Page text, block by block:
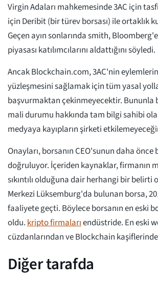
Virgin Adaları mahkemesinde 3AC için
için Deribit (bir türev borsası) ile ortaklık
Geçen ayın sonlarında smith,
piyasası katılımcılarını aldattığını söyledi.
Ancak Blockchain.com, 3AC'nin
yüzleşmesini sağlamak için tüm yasal
başvurmaktan çekinmeyecektir. Bununla
mali durumu hakkında tam bilgi sahibi
medyaya kayıpların şirketi
Onayları, borsanın CEO'sunun daha
doğruluyor. İçeriden kaynaklar, firmanın
sıkıntılı olduğuna dair herhangi bir belirti
Merkezi Lüksemburg'da bulunan borsa,
faaliyete geçti. Böylece borsanın en eski
oldu.kripto firmalarıendüstride. En eski
cüzdanlarından ve Blockchain
Diğer tarafda